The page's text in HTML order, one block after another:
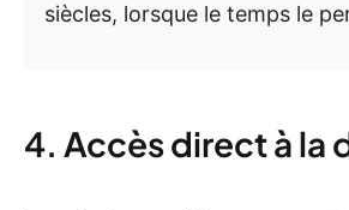
siècles, lorsque le temps le
4. Accès direct à la